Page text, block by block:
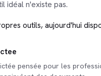
idéal n'existe pas.
outils, aujourd'hui
pensée pour les